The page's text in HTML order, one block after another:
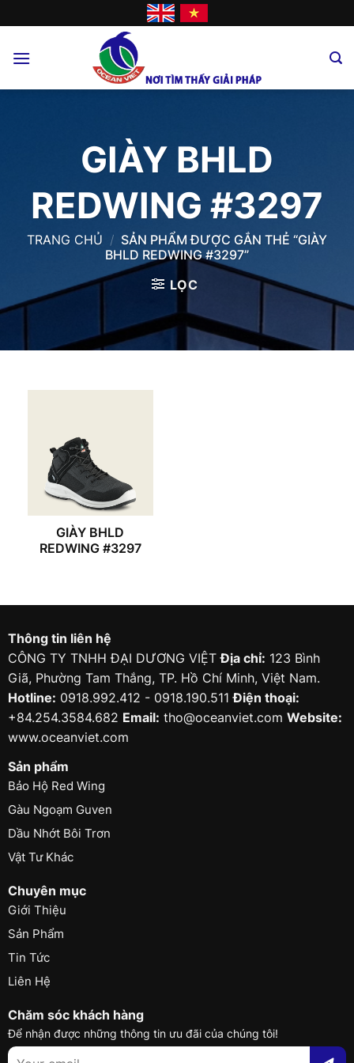
to
GIÀY BHLD
REDWING #3297
TRANG CHỦ / SẢN PHẨM ĐƯỢC GẮN THẺ “GIÀY
BHLD REDWING #3297”
LỌC
GIÀY BHLD
REDWING #3297
Thông tin liên hệ
CÔNG TY TNHH ĐẠI DƯƠNG VIỆTĐịa chỉ: 123 Bình
Giã, Phường Tam Thắng, TP. Hồ Chí Minh, Việt Nam.
Hotline: 0918.992.412 - 0918.190.511Điện thoại:
+84.254.3584.682 Email: tho@oceanviet.com Website:
www.oceanviet.com
Sản phẩm
Bảo Hộ Red Wing
Gàu Ngoạm Guven
Dầu Nhớt Bôi Trơn
Vật Tư Khác
Chuyên mục
Giới Thiệu
Sản Phẩm
Tin Tức
Liên Hệ
Chăm sóc khách hàng
Để nhận được những thông tin ưu đãi của chúng tôi!